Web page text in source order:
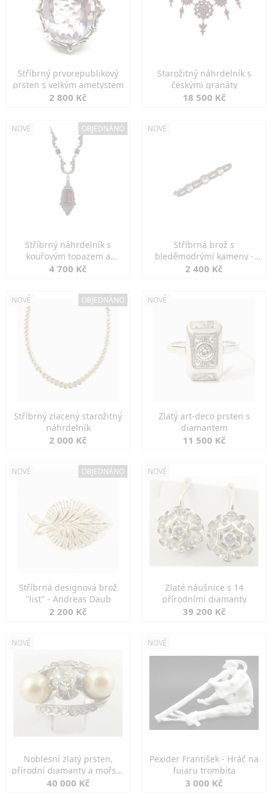
Stříbrný prvorepublikový
prsten s velkým ametystem
2 800 Kč
Starožitný náhrdelník s
českými granáty
18 500 Kč
NOVÉ OBJEDNÁNO
Stříbrný náhrdelník s
kouřovým topazem a
markazity
4 700 Kč
NOVÉ
Stříbrná brož s
bleděmodrými kameny -
jemná elegance
2 400 Kč
NOVÉ OBJEDNÁNO
Stříbrný zlacený starožitný
náhrdelník
2 000 Kč
NOVÉ
Zlatý art-deco prsten s
diamantem
11 500 Kč
NOVÉ OBJEDNÁNO
Stříbrná designová brož
"list" - Andreas Daub
2 200 Kč
NOVÉ
Zlaté náušnice s 14
přírodními diamanty
39 200 Kč
NOVÉ
Noblesní zlatý prsten,
přírodní diamanty a mořské
perly
40 000 Kč
NOVÉ
Pexider František - Hráč na
fujaru trombita
3 000 Kč